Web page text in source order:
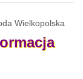
Wielkopolska